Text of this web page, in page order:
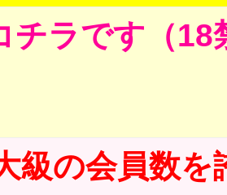
ラです（18
級の会員数を